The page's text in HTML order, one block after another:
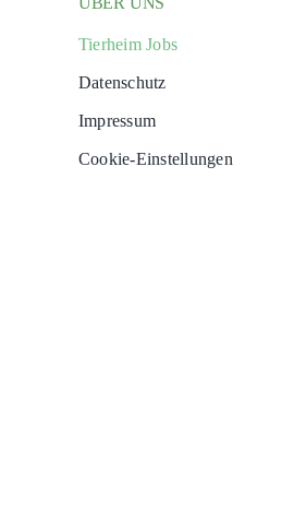
Tierheim Jobs
Datenschutz
Impressum
Cookie-Einstellungen